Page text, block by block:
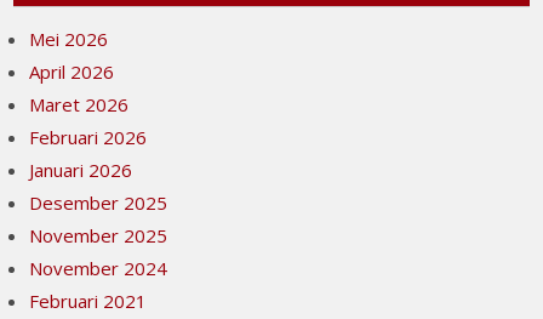
Mei 2026
April 2026
Maret 2026
Februari 2026
Januari 2026
Desember 2025
November 2025
November 2024
Februari 2021